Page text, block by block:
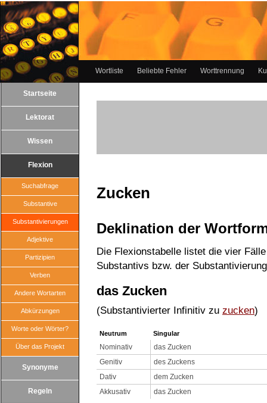
Wortliste Beliebte Fehler Worttrennung
Startseite
Lektorat
Wissen
Flexion
Suchabfrage
Substantive
Substantivierungen
Adjektive
Partizipien
Verben
Andere Wortarten
Abkürzungen
Worte oder Wörter?
Über das Projekt
Synonyme
Regeln
Zucken
Deklination der
Die Flexionstabelle listet die vier
Substantivs bzw. der
das Zucken
(Substantivierter Infinitiv zu zucken)
Neutrum Singular
Nominativ
das Zucken
Genitiv
des Zuckens
Dativ
dem Zucken
Akkusativ
das Zucken